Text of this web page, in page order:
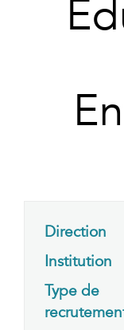
Direction
Institution
Type de